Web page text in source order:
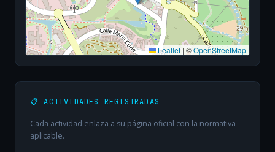
Leaflet | ©OpenStreetMap
📋 ACTIVIDADES REGISTRADAS
Cada actividad enlaza a su página oficial con la normativa
aplicable.